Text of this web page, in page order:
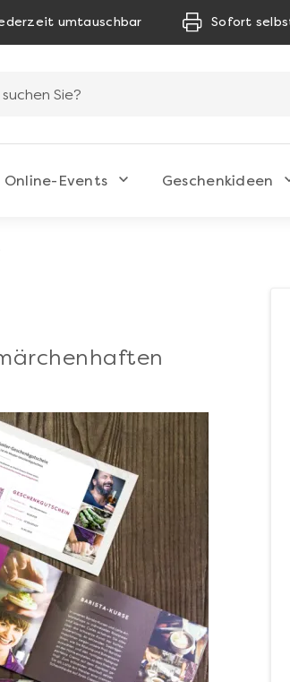
umtauschbar Sofort
Online-Events Geschenkideen